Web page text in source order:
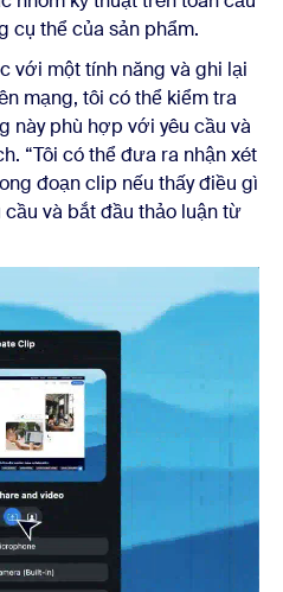
cụ thể của sản phẩm.
với một tính năng và ghi lại
mạng, tôi có thể kiểm tra
này phù hợp với yêu cầu và
“Tôi có thể đưa ra nhận xét
đoạn clip nếu thấy điều gì
và bắt đầu thảo luận từ